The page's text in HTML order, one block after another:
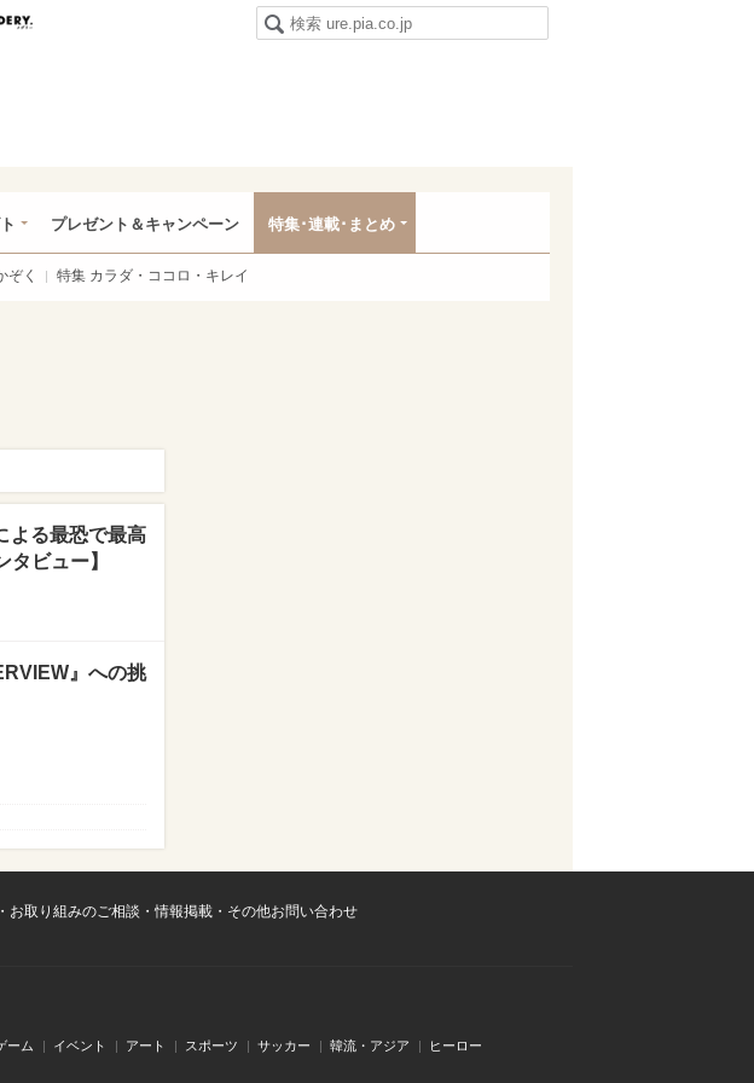
肉
プレゼント＆キャンペーン 特集･連載･まとめ
ぞく 特集 カラダ・ココロ・キレイ
よる最恐で最高
ビュー】
』への挑
お取り組みのご相談・情報掲載・その他お問い合わせ
ーム イベント アート スポーツ サッカー 韓流・アジア ヒーロー